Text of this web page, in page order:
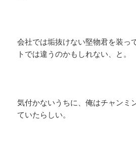
会社では垢抜けない堅物君を装っ
トでは違うのかもしれない、と。
気付かないうちに、俺はチャンミ
ていたらしい。